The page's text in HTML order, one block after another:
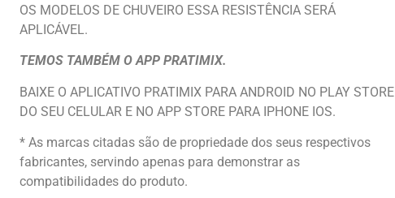
OS MODELOS DE CHUVEIRO ESSA RESISTÊNCIA SERÁ
APLICÁVEL.
TEMOS TAMBÉM O APP PRATIMIX.
BAIXE O APLICATIVO PRATIMIX PARA ANDROID NO PLAY STORE
DO SEU CELULAR E NO APP STORE PARA IPHONE IOS.
* As marcas citadas são de propriedade dos seus respectivos
fabricantes, servindo apenas para demonstrar as
compatibilidades do produto.